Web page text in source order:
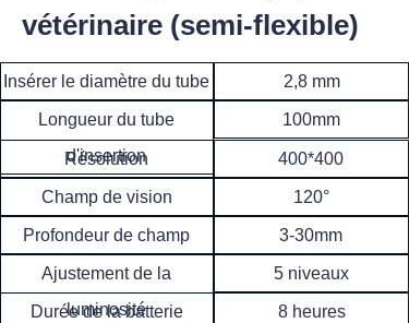
Insérer le diamètre du tube
Longueur du tube
d'insertion
Résolution
Champ de vision
Profondeur de champ
2,8 mm
100mm
400*400
120°
3-30mm
Ajustement de la
luminosité
Durée de la batterie
5 niveaux
8 heures
vétérinaire (semi-flexible)